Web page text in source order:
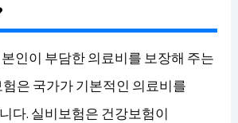
인이 부담한 의료비를 보장해 주는
은 국가가 기본적인 의료비를
다. 실비보험은 건강보험이